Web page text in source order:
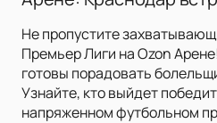
Не пропустите
Премьер Лиги на Ozon
готовы порадовать
Узнайте, кто выйдет
напряженном футбольном